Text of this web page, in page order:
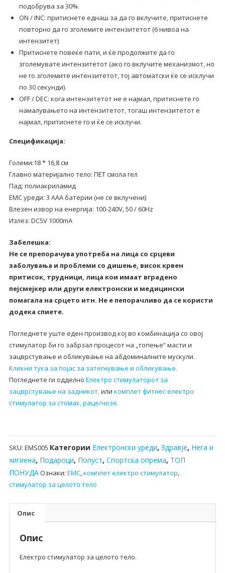
подобрува за 30%.
ON / INC: притиснете еднаш за да го вклучите, притиснете
повторно да го зголемите интензитетот (6 нивоа на
интензитет)
Притиснете повеќе пати, и ќе продолжите да го
зголемувате интензитетот (ако го вклучите механизмот, но
не го зголемите интензитетот, тој автоматски ќе се исклучи
по 30 секунди).
OFF / DEC: кога интензитетот не е најмал, притиснете го
намалувањето на интензитетот, тогаш интензитетот е
најмал, притиснете го и ќе се исклучи.
Спецификација:
Големи:18 * 16,8 см
Главно материјално тело: ПЕТ смола гел
Пад: полиакриламид
ЕМС уреди: 3 ААА батерии (не се вклучени)
Влезен извор на енергија: 100-240V, 50 / 60Hz
Излез: DC5V 1000mA
Забелешка:
Не се препорачува употреба на лица со срцеви
заболувања и проблеми со дишење, висок крвен
притисок, трудници, лица кои имаат вградено
пејсмејкер или други електронски и медицински
помагала на срцето итн. Не е пепорачливо да се користи
додека спиете.
Погледнете уште еден производ кој во комбинација со овој
стимулатор би го забрзал процесот на „топење“ масти и
зацврстување и обликување на абдоминалните мускули.
Кликни тука за појас за затегнување и обликување.
Погледнете ги одделно Електро стимулаторот за
зацврстување на задникот,или комплет фитнес електро
стимулатор за стомак, раце/нозе.
SKU: EMS005 Категории Електронски уреди, Здравје, Нега и
хигиена, Подароци, Попуст, Спортска опрема, ТОП
ПОНУДАОзнаки: ЕМС,комплет електро стимулатор,
стимулатор за целото тело
Опис
Опис
Електро стимулатор за целото тело.